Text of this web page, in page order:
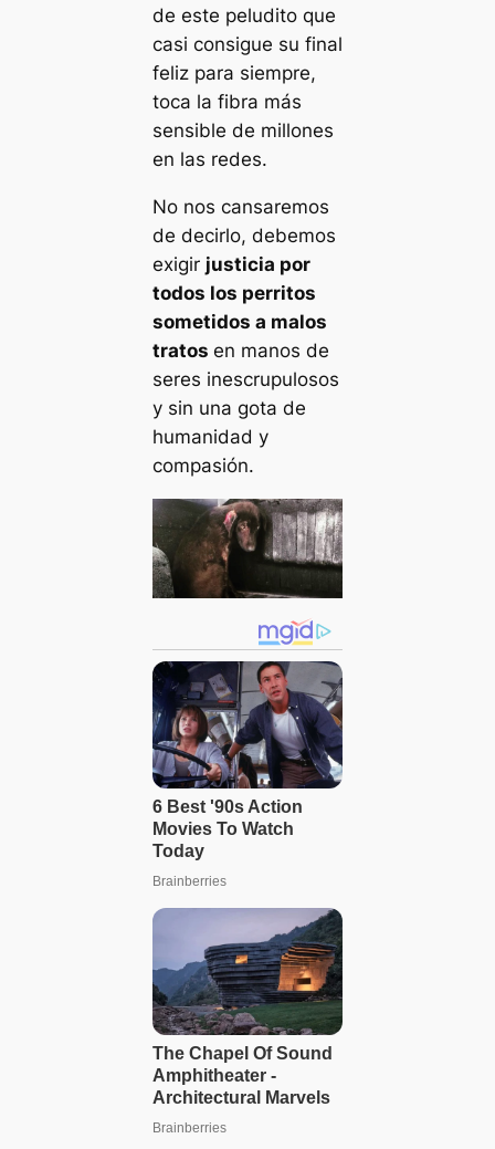
de este peludito que
casi consigue su final
feliz para siempre,
toca la fibra más
sensible de millones
en las redes.
No nos cansaremos
de decirlo, debemos
exigir justicia por
todos los perritos
sometidos a malos
tratos en manos de
seres inescrupulosos
y sin una gota de
humanidad y
compasión.